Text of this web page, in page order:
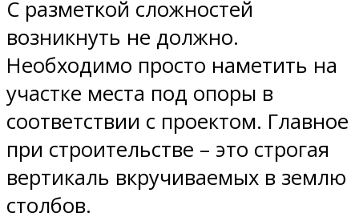
С разметкой сложностей
возникнуть не должно.
Необходимо просто наметить на
участке места под опоры в
соответствии с проектом. Главное
при строительстве – это строгая
вертикаль вкручиваемых в землю
столбов.